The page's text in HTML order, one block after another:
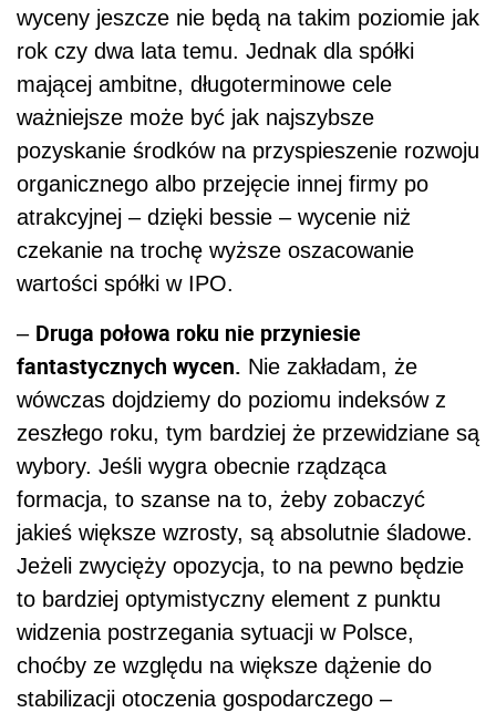
wyceny jeszcze nie będą na takim poziomie jak
rok czy dwa lata temu. Jednak dla spółki
mającej ambitne, długoterminowe cele
ważniejsze może być jak najszybsze
pozyskanie środków na przyspieszenie rozwoju
organicznego albo przejęcie innej firmy po
atrakcyjnej – dzięki bessie – wycenie niż
czekanie na trochę wyższe oszacowanie
wartości spółki w IPO.
– Druga połowa roku nie przyniesie
fantastycznych wycen. Nie zakładam, że
wówczas dojdziemy do poziomu indeksów z
zeszłego roku, tym bardziej że przewidziane są
wybory. Jeśli wygra obecnie rządząca
formacja, to szanse na to, żeby zobaczyć
jakieś większe wzrosty, są absolutnie śladowe.
Jeżeli zwycięży opozycja, to na pewno będzie
to bardziej optymistyczny element z punktu
widzenia postrzegania sytuacji w Polsce,
choćby ze względu na większe dążenie do
stabilizacji otoczenia gospodarczego –